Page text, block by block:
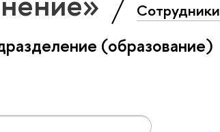
Сотрудники
(образование)